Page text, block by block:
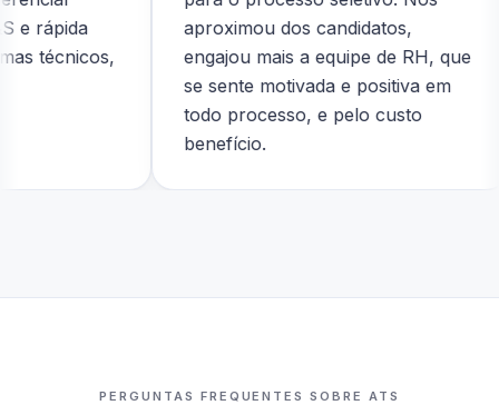
aproximou dos candidatos,
engajou mais a equipe de RH, que
se sente motivada e positiva em
todo processo, e pelo custo
benefício.
PERGUNTAS FREQUENTES SOBRE ATS